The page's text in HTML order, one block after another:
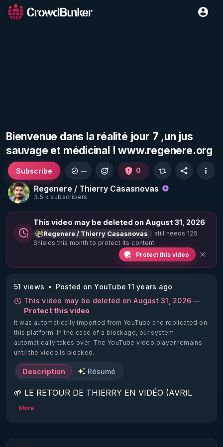
Bienvenue dans la réalité jour 7 ,un jus
sauvage et médicinal ! www.regenere.org
Regenere / Thierry Casasnovas
3.5 k subscribers
Subscribe — 0
This video may be deleted on August 31, 2026
Regenere / Thierry Casasnovas
still needs 125
Shields this month to protect its content
Protect this video
51 views
Posted on YouTube 11 years ago
This video may be deleted on August 31, 2026 —
Protect this video
It was automatically imported from YouTube and replicated on
this platform. In the case of a blockage, our system
automatically takes over. The YouTube video player remains
until the video is blocked.
Description Résumé
🌱 LE RETOUR DE THIERRY EN VIDÉO (AVRIL
2022)!
https://www.rgnr.fr/presentation.html
More